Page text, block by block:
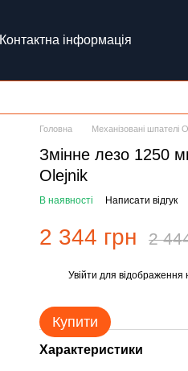
Контактна інформація
Головна Механізовані шпателі
Змінне лезо 1250
Olejnik
В наявності Написати відгук
2 344 грн 2
Увійти для відображення
Купити
Характеристики